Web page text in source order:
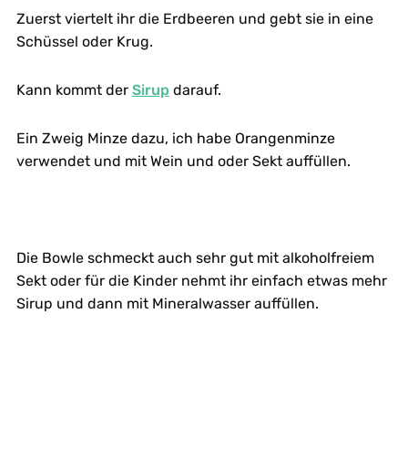
Zuerst viertelt ihr die Erdbeeren und gebt sie in eine
Schüssel oder Krug.
Kann kommt der Sirup darauf.
Ein Zweig Minze dazu, ich habe Orangenminze
verwendet und mit Wein und oder Sekt auffüllen.
Die Bowle schmeckt auch sehr gut mit alkoholfreiem
Sekt oder für die Kinder nehmt ihr einfach etwas mehr
Sirup und dann mit Mineralwasser auffüllen.